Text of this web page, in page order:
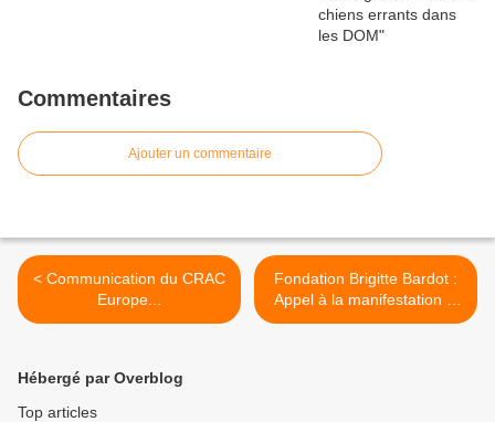
Commentaires
Ajouter un commentaire
< Communication du CRAC
Europe...
Fondation Brigitte Bardot :
Appel à la manifestation le
28 mai 2011 >
Hébergé par Overblog
Top articles